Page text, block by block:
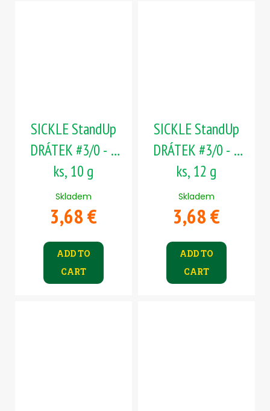
SICKLE StandUp
DRÁTEK #3/0 - 5
ks, 10 g
Skladem
3,68 €
ADD TO
CART
SICKLE StandUp
DRÁTEK #3/0 - 5
ks, 12 g
Skladem
3,68 €
ADD TO
CART